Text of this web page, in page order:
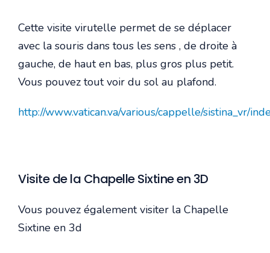
Cette visite virutelle permet de se déplacer
avec la souris dans tous les sens , de droite à
gauche, de haut en bas, plus gros plus petit.
Vous pouvez tout voir du sol au plafond.
http://www.vatican.va/various/cappelle/sistina_vr/
Visite de la Chapelle Sixtine en 3D
Vous pouvez également visiter la Chapelle
Sixtine en 3d